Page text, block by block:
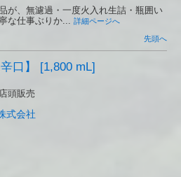
が、無濾過・一度火入れ生詰・瓶囲い
な仕事ぶりか... 詳細ページへ
先頭へ
口】 [1,800 mL]
店頭販売
式会社